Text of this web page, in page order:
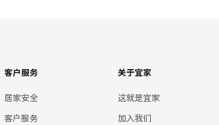
客户服务
居家安全
客户服务
关于宜家
这就是宜家
加入我们